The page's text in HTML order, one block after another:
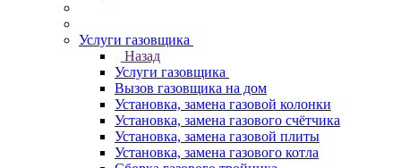
Услуги газовщика
Назад
Услуги газовщика
Вызов газовщика на дом
Установка, замена газовой колонки
Установка, замена газового счётчика
Установка, замена газовой плиты
Установка, замена газового котла